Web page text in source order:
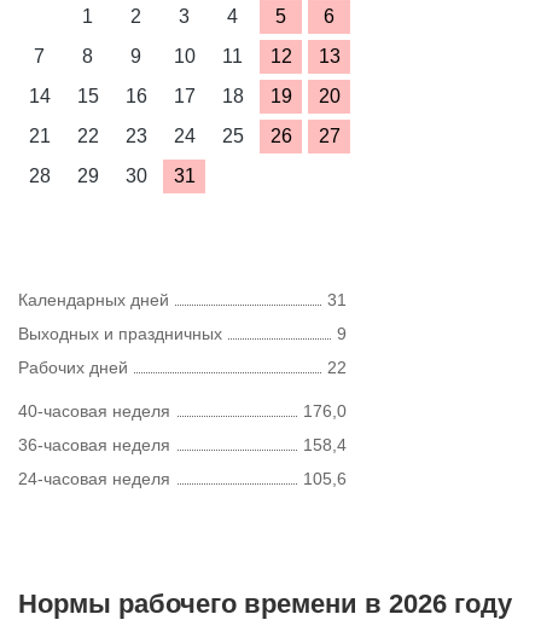
1
2 3 4 5
6
7
8 9 10 11 12
13
14
15 16 17 18 19
20
21
22 23 24 25 26
27
28
29 30 31
Календарных дней
31
Выходных и праздничных
9
Рабочих дней
22
40-часовая неделя
176,0
36-часовая неделя
158,4
24-часовая неделя
105,6
Нормы рабочего времени в 2026 году